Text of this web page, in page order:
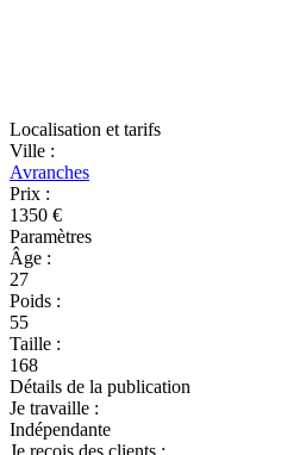
Localisation et tarifs
Ville :
Avranches
Prix :
1350 €
Paramètres
Âge :
27
Poids :
55
Taille :
168
Détails de la publication
Je travaille :
Indépendante
Je reçois des clients :